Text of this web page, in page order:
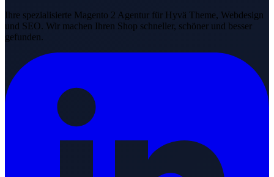
Ihre spezialisierte Magento 2 Agentur für Hyvä Theme, Webdesign
und SEO. Wir machen Ihren Shop schneller, schöner und besser
gefunden.